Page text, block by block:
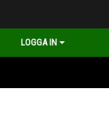
LOGGA IN